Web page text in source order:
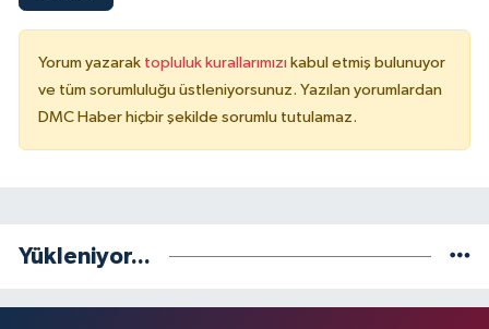
Yorum yazarak topluluk kurallarımızı kabul etmiş bulunuyor
ve tüm sorumluluğu üstleniyorsunuz. Yazılan yorumlardan
DMC Haber hiçbir şekilde sorumlu tutulamaz.
Yükleniyor...